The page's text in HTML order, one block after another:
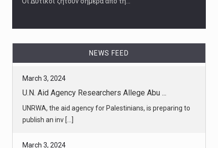
NEWS FEED
March 3, 2024
U.N. Aid Agency Researchers Allege Abu ...
UNRWA, the aid agency for Palestinians, is preparing to
publish an inv [...]
March 3, 2024